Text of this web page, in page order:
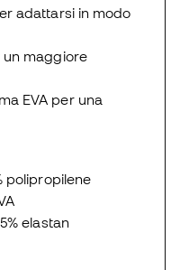
adattarsi in modo
un maggiore
EVA per una
polipropilene
elastan